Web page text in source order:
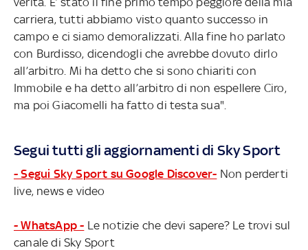
carriera, tutti abbiamo visto quanto successo in
campo e ci siamo demoralizzati. Alla fine ho parlato
con Burdisso, dicendogli che avrebbe dovuto dirlo
all’arbitro. Mi ha detto che si sono chiariti con
Immobile e ha detto all’arbitro di non espellere Ciro,
ma poi Giacomelli ha fatto di testa sua".
Segui tutti gli aggiornamenti di Sky Sport
- Segui Sky Sport su Google Discover- Non perderti
live, news e video
- WhatsApp - Le notizie che devi sapere? Le trovi sul
canale di Sky Sport